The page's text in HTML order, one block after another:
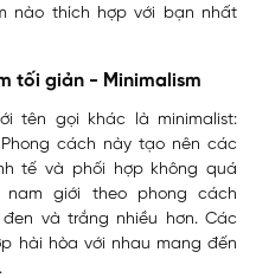
nào thích hợp với bạn nhất
tối giản - Minimalism
tên gọi khác là minimalist:
cách này tạo nên các
tế và phối hợp không quá
nam giới theo phong cách
và trắng nhiều hơn. Các
hài hòa với nhau mang đến